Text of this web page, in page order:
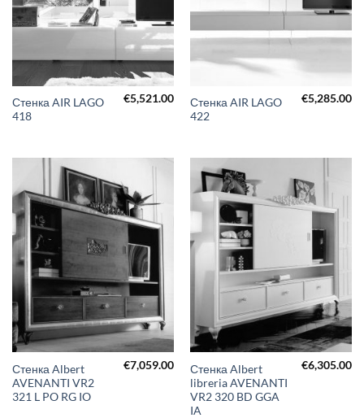
Стенка AIR LAGO
418
€5,521.00
Стенка AIR LAGO
422
€5,285.00
Стенка Albert
AVENANTI VR2
321 L PO RG IO
€7,059.00
Стенка Albert
libreria AVENANTI
VR2 320 BD GGA
IA
€6,305.00